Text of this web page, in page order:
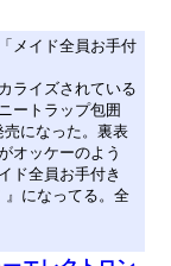
メイド全員お手付
ライズされている
ートラップ包囲
になった。裏表
オッケーのよう
ド全員お手付き
』になってる。全